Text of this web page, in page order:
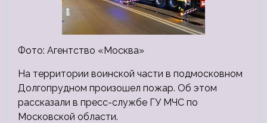
Фото: Агентство «Москва»
На территории воинской части в подмосковном
Долгопрудном произошел пожар. Об этом
рассказали в пресс-службе ГУ МЧС по
Московской области.